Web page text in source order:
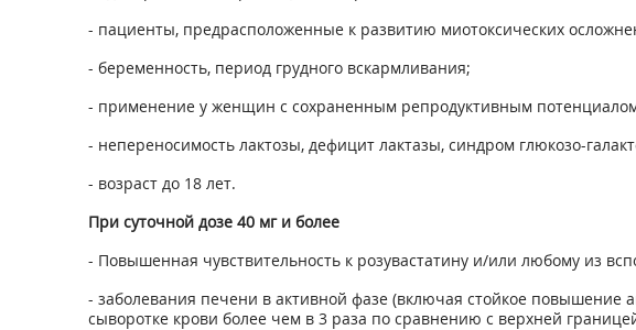
- пациенты, предрасположенные к развитию миотоксических
- беременность, период грудного вскармливания;
- применение у женщин с сохраненным репродуктивным
- непереносимость лактозы, дефицит лактазы, синдром глюкозо-
- возраст до 18 лет.
При суточной дозе 40 мг и более
- Повышенная чувствительность к розувастатину и/или любому из
- заболевания печени в активной фазе (включая стойкое
сыворотке крови более чем в 3 раза по сравнению с верхней